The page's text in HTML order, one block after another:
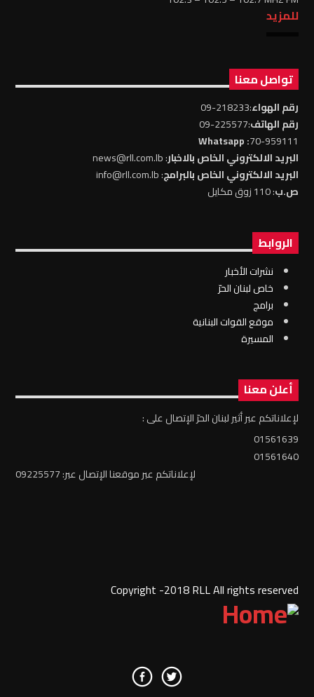
للمزيد
تواصل معنا
رقم الهواء:218233-09
رقم الهاتف:225577-09
70-959111
: Whatsapp
البريد الالكتروني الخاص بالاخبار: news@rll.com.lb
البريد الالكتروني الخاص بالبرامج: info@rll.com.lb
ص.ب: 110 زوق مكايل
الروابط
نشرات الأخبار
خاص لبنان الحرّ
برامج
موقع القوات البنانية
المسيرة
أعلن معنا
لإعلاناتكم عبر أثير لبنان الحرّ الإتصال على :
01561639
01561640
لإعلاناتكم عبر موقعنا الإتصال عبر: 09225577
Copyright -2018 RLL All rights reserved